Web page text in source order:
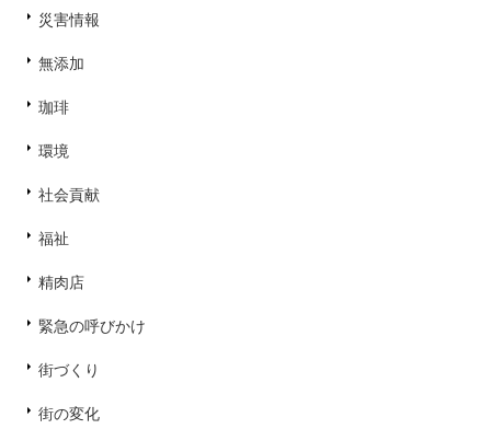
災害情報
無添加
珈琲
環境
社会貢献
福祉
精肉店
緊急の呼びかけ
街づくり
街の変化